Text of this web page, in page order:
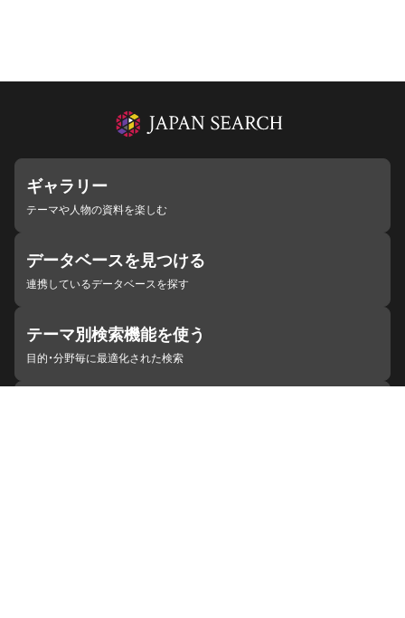
ギャラリー
テーマや人物の資料を楽しむ
データベースを見つける
連携しているデータベースを探す
テーマ別検索機能を使う
目的・分野毎に最適化された検索